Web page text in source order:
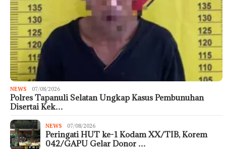
NEWS 07/08/2026
Polres Tapanuli Selatan Ungkap Kasus Pembunuhan
Disertai Kek…
NEWS 07/08/2026
Peringati HUT ke-1 Kodam XX/TIB, Korem
042/GAPU Gelar Donor …